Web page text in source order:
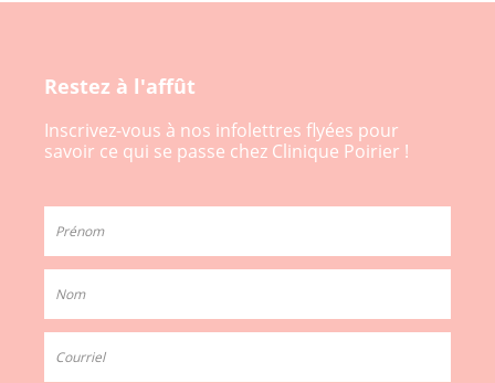
Restez à l'affût
Inscrivez-vous à nos infolettres flyées pour
savoir ce qui se passe chez Clinique Poirier !